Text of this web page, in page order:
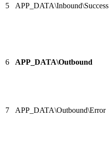
5 APP_DATA\Inbound\Success
6 APP_DATA\Outbound
7 APP_DATA\Outbound\Error